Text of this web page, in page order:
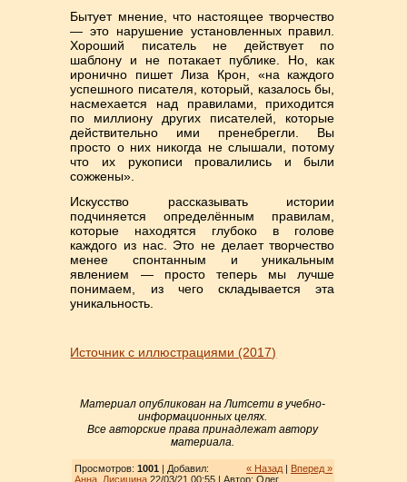
Бытует мнение, что настоящее творчество
— это нарушение установленных правил.
Хороший писатель не действует по
шаблону и не потакает публике. Но, как
иронично пишет Лиза Крон, «на каждого
успешного писателя, который, казалось бы,
насмехается над правилами, приходится
по миллиону других писателей, которые
действительно ими пренебрегли. Вы
просто о них никогда не слышали, потому
что их рукописи провалились и были
сожжены».
Искусство рассказывать истории
подчиняется определённым правилам,
которые находятся глубоко в голове
каждого из нас. Это не делает творчество
менее спонтанным и уникальным
явлением — просто теперь мы лучше
понимаем, из чего складывается эта
уникальность.
Источник с иллюстрациями (2017)
Материал опубликован на Литсети в учебно-
информационных целях.
Все авторские права принадлежат автору
материала.
« Назад | Вперед »
Просмотров: 1001| Добавил:
Анна_Лисицина22/03/21 00:55 | Автор: Олег